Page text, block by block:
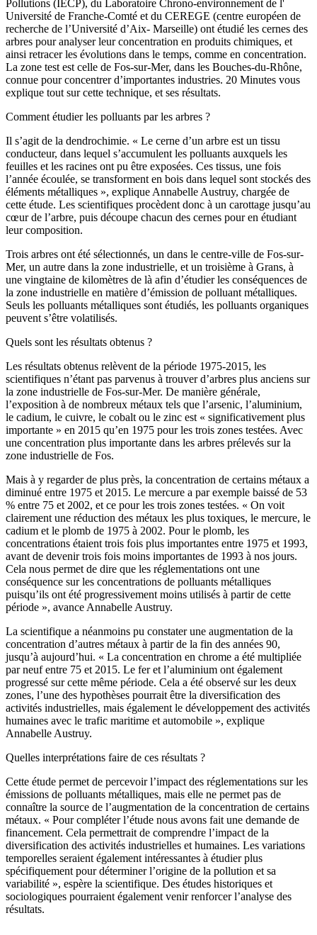
Pollutions (IECP), du Laboratoire Chrono-environnement de l'
Université​ de Franche-Comté et du CEREGE (centre européen de
recherche de l’Université d’Aix- Marseille) ont étudié les cernes des
arbres pour analyser leur concentration en produits chimiques, et
ainsi retracer les évolutions dans le temps, comme en concentration.
La zone test est celle de Fos-sur-Mer, dans les Bouches-du-Rhône,
connue pour concentrer d’importantes industries. 20 Minutes vous
explique tout sur cette technique, et ses résultats.
Comment étudier les polluants par les arbres ?
Il s’agit de la dendrochimie. « Le cerne d’un arbre est un tissu
conducteur, dans lequel s’accumulent les polluants auxquels les
feuilles et les racines ont pu être exposées. Ces tissus, une fois
l’année écoulée, se transforment en bois dans lequel sont stockés des
éléments métalliques », explique Annabelle Austruy, chargée de
cette étude. Les scientifiques procèdent donc à un carottage jusqu’au
cœur de l’arbre, puis découpe chacun des cernes pour en étudiant
leur composition.
Trois arbres ont été sélectionnés, un dans le centre-ville de Fos-sur-
Mer, un autre dans la zone industrielle, et un troisième à Grans, à
une vingtaine de kilomètres de là afin d’étudier les conséquences de
la zone industrielle en matière d’émission de polluant métalliques.
Seuls les polluants métalliques sont étudiés, les polluants organiques
peuvent s’être volatilisés.
Quels sont les résultats obtenus ?
Les résultats obtenus relèvent de la période 1975-2015, les
scientifiques n’étant pas parvenus à trouver d’arbres plus anciens sur
la zone industrielle de Fos-sur-Mer. De manière générale,
l’exposition à de nombreux métaux tels que l’arsenic, l’aluminium,
le cadium, le cuivre, le cobalt ou le zinc est « significativement plus
importante » en 2015 qu’en 1975 pour les trois zones testées. Avec
une concentration plus importante dans les arbres prélevés sur la
zone industrielle de Fos.
Mais à y regarder de plus près, la concentration de certains métaux a
diminué entre 1975 et 2015. Le mercure a par exemple baissé de 53
% entre 75 et 2002, et ce pour les trois zones testées. « On voit
clairement une réduction des métaux les plus toxiques, le mercure, le
cadium et le plomb de 1975 à 2002. Pour le plomb, les
concentrations étaient trois fois plus importantes entre 1975 et 1993,
avant de devenir trois fois moins importantes de 1993 à nos jours.
Cela nous permet de dire que les réglementations ont une
conséquence sur les concentrations de polluants métalliques
puisqu’ils ont été progressivement moins utilisés à partir de cette
période », avance Annabelle Austruy.
La scientifique a néanmoins pu constater une augmentation de la
concentration d’autres métaux à partir de la fin des années 90,
jusqu’à aujourd’hui. « La concentration en chrome a été multipliée
par neuf entre 75 et 2015. Le fer et l’aluminium ont également
progressé sur cette même période. Cela a été observé sur les deux
zones, l’une des hypothèses pourrait être la diversification des
activités industrielles, mais également le développement des activités
humaines avec le trafic maritime et automobile », explique
Annabelle Austruy.
Quelles interprétations faire de ces résultats ?
Cette étude permet de percevoir l’impact des réglementations sur les
émissions de polluants métalliques, mais elle ne permet pas de
connaître la source de l’augmentation de la concentration de certains
métaux. « Pour compléter l’étude nous avons fait une demande de
financement. Cela permettrait de comprendre l’impact de la
diversification des activités industrielles et humaines. Les variations
temporelles seraient également intéressantes à étudier plus
spécifiquement pour déterminer l’origine de la pollution et sa
variabilité », espère la scientifique. Des études historiques et
sociologiques pourraient également venir renforcer l’analyse des
résultats.